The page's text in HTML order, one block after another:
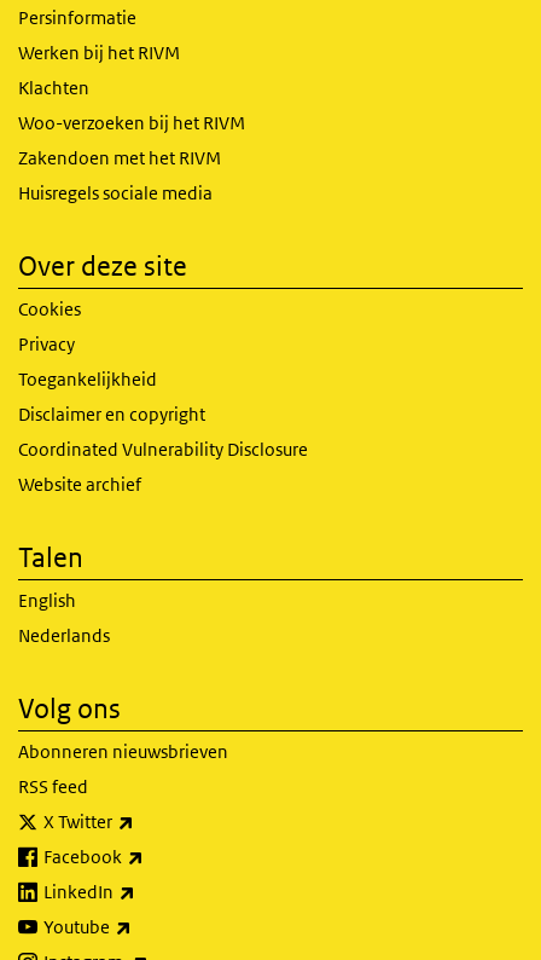
Persinformatie
Werken bij het RIVM
Klachten
Woo-verzoeken bij het RIVM
Zakendoen met het RIVM
Huisregels sociale media
Over deze site
Cookies
Privacy
Toegankelijkheid
Disclaimer en copyright
Coordinated Vulnerability Disclosure
Website archief
Talen
English
Nederlands
Volg ons
Abonneren nieuwsbrieven
RSS feed
X Twitter
Facebook
LinkedIn
Youtube